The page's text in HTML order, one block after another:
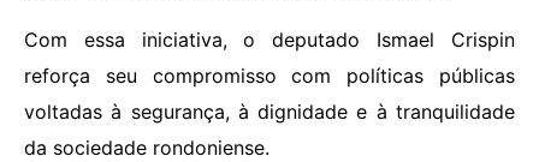
Com essa iniciativa, o deputado Ismael Crispin
reforça seu compromisso com políticas públicas
voltadas à segurança, à dignidade e à tranquilidade
da sociedade rondoniense.